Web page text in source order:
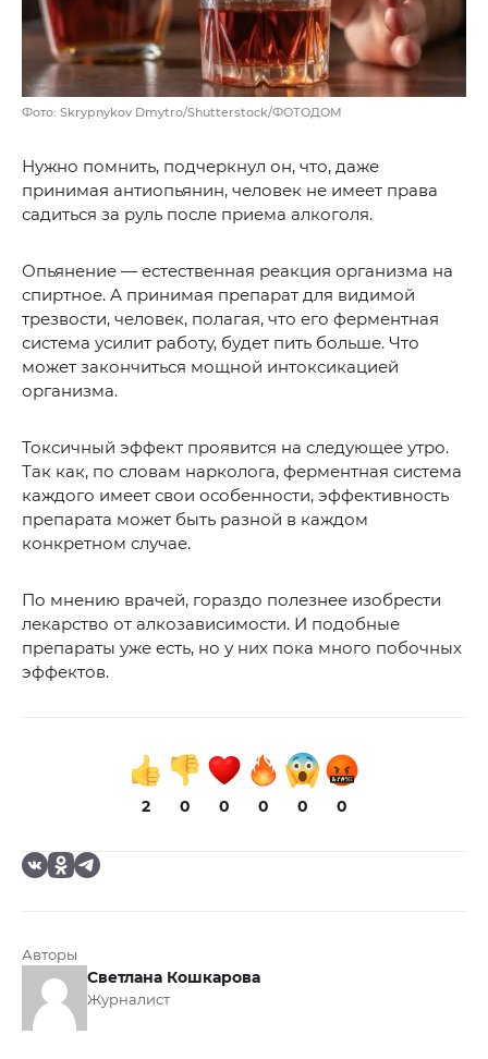
Фото: Skrypnykov Dmytro/Shutterstock/ФОТОДОМ
Нужно помнить, подчеркнул он, что, даже
принимая антиопьянин, человек не имеет права
садиться за руль после приема алкоголя.
Опьянение — естественная реакция организма на
спиртное. А принимая препарат для видимой
трезвости, человек, полагая, что его ферментная
система усилит работу, будет пить больше. Что
может закончиться мощной интоксикацией
организма.
Токсичный эффект проявится на следующее утро.
Так как, по словам нарколога, ферментная система
каждого имеет свои особенности, эффективность
препарата может быть разной в каждом
конкретном случае.
По мнению врачей, гораздо полезнее изобрести
лекарство от алкозависимости. И подобные
препараты уже есть, но у них пока много побочных
эффектов.
2 0 0 0 0 0
Авторы
Светлана Кошкарова
Журналист